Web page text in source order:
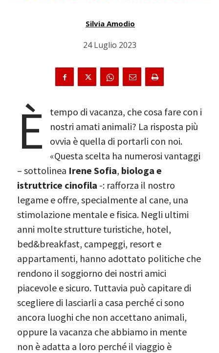
Silvia Amodio
24 Luglio 2023
È
tempo di vacanza, che cosa fare con i
nostri amati animali? La risposta più
ovvia è quella di portarli con noi.
«Questa scelta ha numerosi vantaggi
– sottolinea Irene Sofia, biologa e
istruttrice cinofila -: rafforza il nostro
legame e offre, specialmente al cane, una
stimolazione mentale e fisica. Negli ultimi
anni molte strutture turistiche, hotel,
bed&breakfast, campeggi, resort e
appartamenti, hanno adottato politiche che
rendono il soggiorno dei nostri amici
piacevole e sicuro. Tuttavia può capitare di
scegliere di lasciarli a casa perché ci sono
ancora luoghi che non accettano animali,
oppure la vacanza che abbiamo in mente
non è adatta a loro perché il viaggio è